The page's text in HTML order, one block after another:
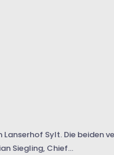
Sylt. Die beiden
Siegling, Chief...